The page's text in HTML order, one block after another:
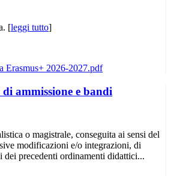
[leggi tutto]
ammissione e bandi
o magistrale, conseguita ai sensi del
modificazioni e/o integrazioni, di
dei precedenti ordinamenti didattici...